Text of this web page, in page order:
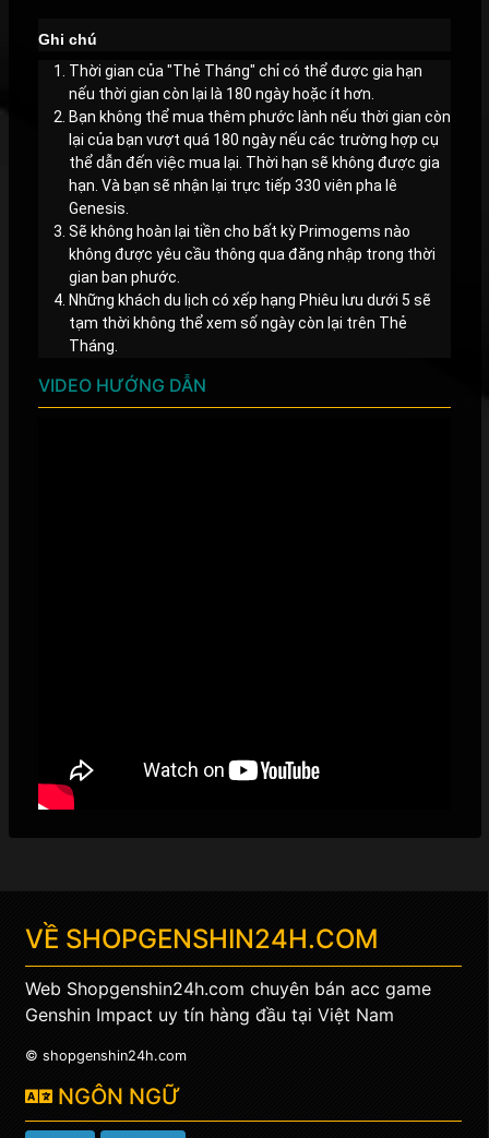
Ghi chú
Thời gian của "Thẻ Tháng" chỉ có thể được gia hạn
nếu thời gian còn lại là 180 ngày hoặc ít hơn.
Bạn không thể mua thêm phước lành nếu thời gian còn
lại của bạn vượt quá 180 ngày nếu các trường hợp cụ
thể dẫn đến việc mua lại. Thời hạn sẽ không được gia
hạn. Và bạn sẽ nhận lại trực tiếp 330 viên pha lê
Genesis.
Sẽ không hoàn lại tiền cho bất kỳ Primogems nào
không được yêu cầu thông qua đăng nhập trong thời
gian ban phước.
Những khách du lịch có xếp hạng Phiêu lưu dưới 5 sẽ
tạm thời không thể xem số ngày còn lại trên Thẻ
Tháng.
VIDEO HƯỚNG DẪN
VỀ SHOPGENSHIN24H.COM
Web Shopgenshin24h.com chuyên bán acc game
Genshin Impact uy tín hàng đầu tại Việt Nam
© shopgenshin24h.com
NGÔN NGỮ